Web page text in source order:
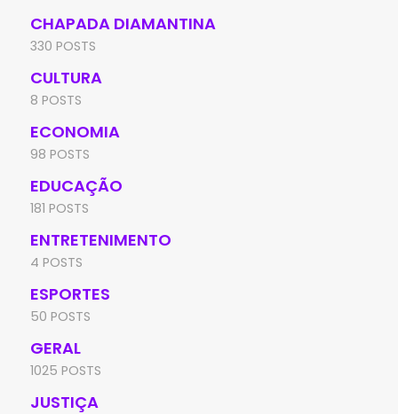
CHAPADA DIAMANTINA
330 POSTS
CULTURA
8 POSTS
ECONOMIA
98 POSTS
EDUCAÇÃO
181 POSTS
ENTRETENIMENTO
4 POSTS
ESPORTES
50 POSTS
GERAL
1025 POSTS
JUSTIÇA